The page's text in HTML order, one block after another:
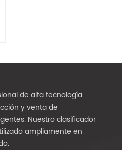
de alta tecnología
y venta de
Nuestro clasificador
ampliamente en